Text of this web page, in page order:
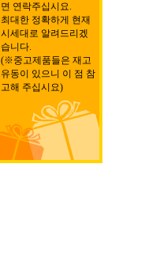
면 연락주십시요.
최대한 정확하게 현재
시세대로 알려드리겠
습니다.
(※중고제품들은 재고
유동이 있으니 이 점 참
고해 주십시요)